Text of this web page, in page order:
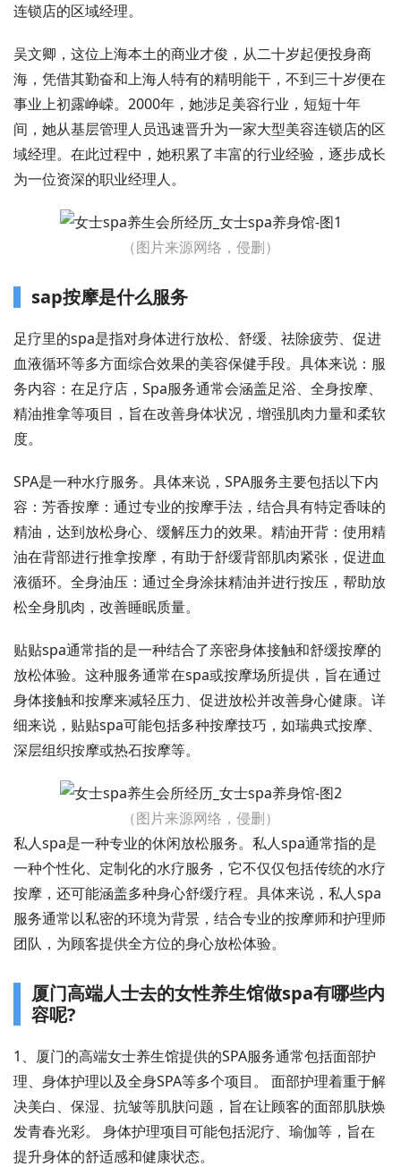
连锁店的区域经理。
吴文卿，这位上海本土的商业才俊，从二十岁起便投身商
海，凭借其勤奋和上海人特有的精明能干，不到三十岁便在
事业上初露峥嵘。2000年，她涉足美容行业，短短十年
间，她从基层管理人员迅速晋升为一家大型美容连锁店的区
域经理。在此过程中，她积累了丰富的行业经验，逐步成长
为一位资深的职业经理人。
（图片来源网络，侵删）
sap按摩是什么服务
足疗里的spa是指对身体进行放松、舒缓、祛除疲劳、促进
血液循环等多方面综合效果的美容保健手段。具体来说：服
务内容：在足疗店，Spa服务通常会涵盖足浴、全身按摩、
精油推拿等项目，旨在改善身体状况，增强肌肉力量和柔软
度。
SPA是一种水疗服务。具体来说，SPA服务主要包括以下内
容：芳香按摩：通过专业的按摩手法，结合具有特定香味的
精油，达到放松身心、缓解压力的效果。精油开背：使用精
油在背部进行推拿按摩，有助于舒缓背部肌肉紧张，促进血
液循环。全身油压：通过全身涂抹精油并进行按压，帮助放
松全身肌肉，改善睡眠质量。
贴贴spa通常指的是一种结合了亲密身体接触和舒缓按摩的
放松体验。这种服务通常在spa或按摩场所提供，旨在通过
身体接触和按摩来减轻压力、促进放松并改善身心健康。详
细来说，贴贴spa可能包括多种按摩技巧，如瑞典式按摩、
深层组织按摩或热石按摩等。
（图片来源网络，侵删）
私人spa是一种专业的休闲放松服务。私人spa通常指的是
一种个性化、定制化的水疗服务，它不仅仅包括传统的水疗
按摩，还可能涵盖多种身心舒缓疗程。具体来说，私人spa
服务通常以私密的环境为背景，结合专业的按摩师和护理师
团队，为顾客提供全方位的身心放松体验。
厦门高端人士去的女性养生馆做spa有哪些内
容呢?
1、厦门的高端女士养生馆提供的SPA服务通常包括面部护
理、身体护理以及全身SPA等多个项目。 面部护理着重于解
决美白、保湿、抗皱等肌肤问题，旨在让顾客的面部肌肤焕
发青春光彩。 身体护理项目可能包括泥疗、瑜伽等，旨在
提升身体的舒适感和健康状态。